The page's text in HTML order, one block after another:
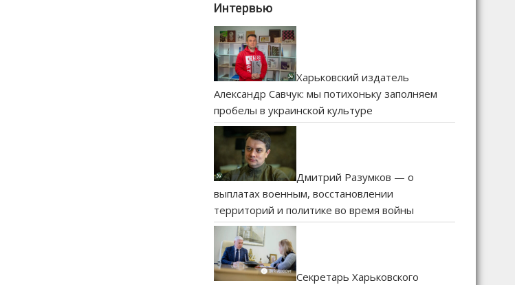
Интервью
Харьковский издатель
Александр Савчук: мы потихоньку заполняем
пробелы в украинской культуре
Дмитрий Разумков — о
выплатах военным, восстановлении
территорий и политике во время войны
Секретарь Харьковского